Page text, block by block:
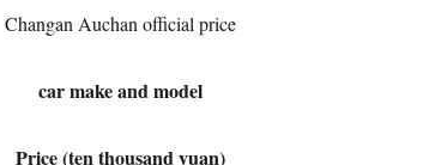
Changan Auchan official price
car make and model
Price (ten thousand yuan)